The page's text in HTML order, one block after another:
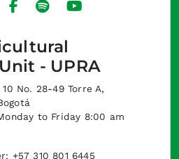
- UPRA
No. 28-49 Torre A,
to Friday 8:00 am
+57 310 801 6445